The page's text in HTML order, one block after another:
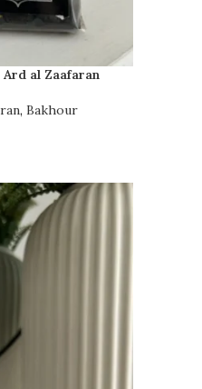
Ard al Zaafaran
, Bakhour